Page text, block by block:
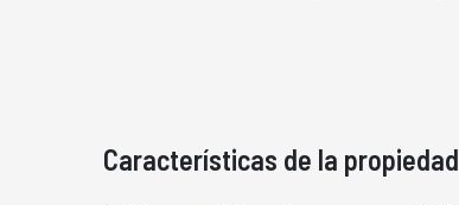
Características de la propiedad